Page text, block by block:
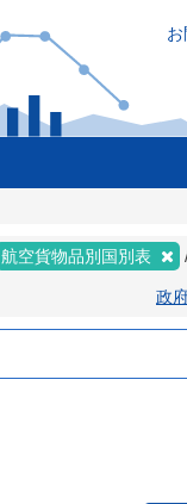
航空貨物品別国別表
政